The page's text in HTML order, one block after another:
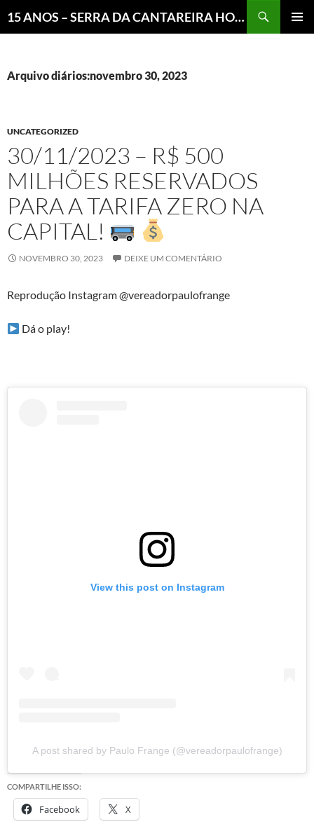
15 ANOS – SERRA DA CANTAREIRA HOJE E COTIDIANO DO BRASIL E DO MUNDO
Arquivo diários:novembro 30, 2023
UNCATEGORIZED
30/11/2023 – R$ 500
MILHÕES RESERVADOS
PARA A TARIFA ZERO NA
CAPITAL!
NOVEMBRO 30, 2023 DEIXE UM COMENTÁRIO
Reprodução Instagram @vereadorpaulofrange
Dá o play!
View this post on Instagram
A post shared by Paulo Frange (@vereadorpaulofrange)
COMPARTILHE ISSO:
Facebook X